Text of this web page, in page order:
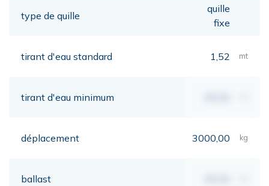
type de quille
quille
fixe
tirant d'eau standard 1,52 mt
tirant d'eau minimum
déplacement 3000,00 kg
ballast